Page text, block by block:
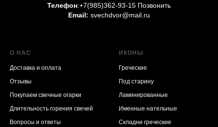
Телефон:+7(985)362-93-15 Позвонить
Email: svechdvor@mail.ru
О НАС
Доставка и оплата
Отзывы
Покупаем свечные огарки
Длительность горения свечей
Вопросы и ответы
ИКОНЫ
Греческие
Под старину
Ламинированные
Именные нательные
Складни греческие